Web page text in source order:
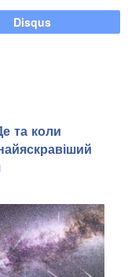
Disqus
та коли